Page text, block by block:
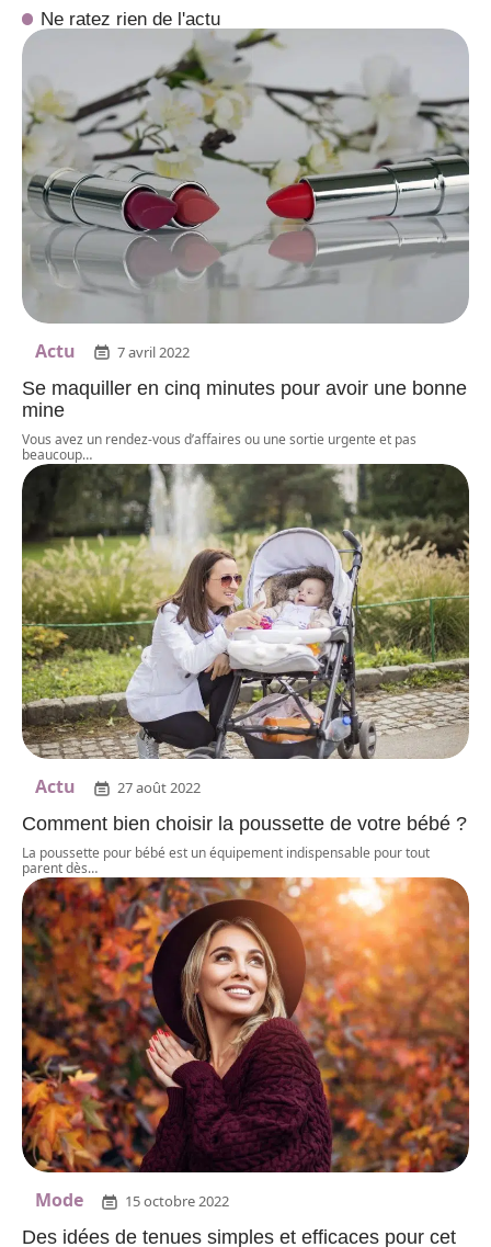
Ne ratez rien de l'actu
Actu 7 avril 2022
Se maquiller en cinq minutes pour avoir une bonne
mine
Vous avez un rendez-vous d’affaires ou une sortie urgente et pas
beaucoup…
Actu 27 août 2022
Comment bien choisir la poussette de votre bébé ?
La poussette pour bébé est un équipement indispensable pour tout
parent dès…
Mode 15 octobre 2022
Des idées de tenues simples et efficaces pour cet